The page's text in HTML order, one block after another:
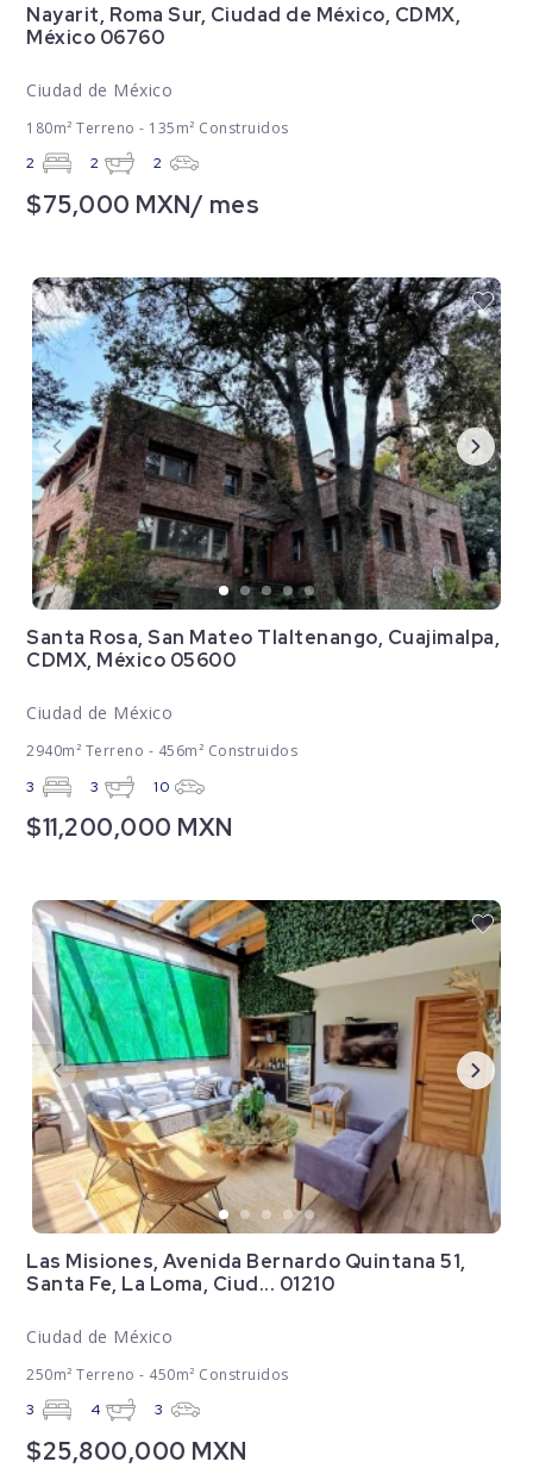
Nayarit, Roma Sur, Ciudad de México, CDMX,
México 06760
Ciudad de México
180m² Terreno - 135m² Construidos
2 2 2
$75,000 MXN/ mes
Santa Rosa, San Mateo Tlaltenango, Cuajimalpa,
CDMX, México 05600
Ciudad de México
2940m² Terreno - 456m² Construidos
3 3 10
$11,200,000 MXN
Las Misiones, Avenida Bernardo Quintana 51,
Santa Fe, La Loma, Ciud... 01210
Ciudad de México
250m² Terreno - 450m² Construidos
3 4 3
$25,800,000 MXN